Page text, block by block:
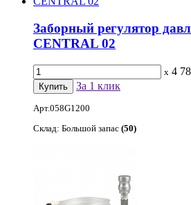
Заборный регулятор
CENTRAL 02
x 4
За 1 клик
Арт.058G1200
Склад: Большой запас (50)